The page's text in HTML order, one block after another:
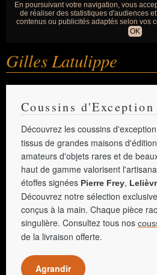
En poursuivant votre navigation, vous
de réaliser des statistiques d'audiences
contenus ou publicités adaptés selon vos
OK
Gilles Latulippe
Coussins d'Exception
Découvrez les coussins d'exception
tissus de grandes maisons
amateurs d'objets rares et de
haut de gamme valorisent
étoffes signées Pierre Frey,
Découvrez notre sélection
conçus à la main. Chaque pièce
singulière. Consultez tous nos
de la livraison offerte.
Agrandir